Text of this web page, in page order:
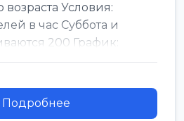
Условия:
в час Суббота и
200 График:
...
Подробнее